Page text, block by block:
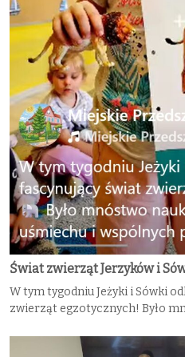
Świat zwierząt Jerzyków i
W tym tygodniu Jeżyki i Sówki
zwierząt egzotycznych! Było